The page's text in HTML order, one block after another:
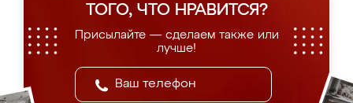
ТОГО, ЧТО НРАВИТСЯ?
Присылайте — сделаем также или
лучше!